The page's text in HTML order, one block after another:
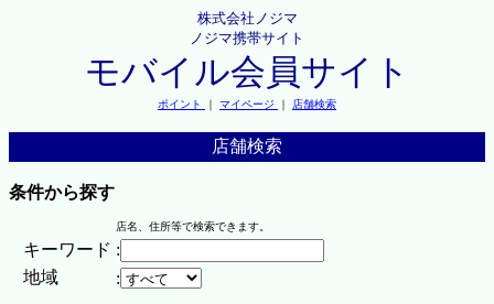
株式会社ノジマ
ノジマ携帯サイト
モバイル会員サイト
ポイント ｜ マイページ ｜ 店舗検索
店舗検索
条件から探す
店名、住所等で検索できます。
キーワード :
地域
: